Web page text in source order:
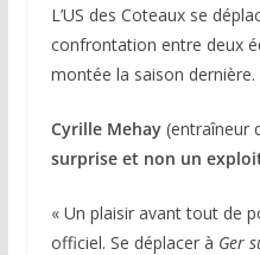
L’US des Coteaux se
confrontation entre deux
montée la saison dernière.
Cyrille Mehay(entraîneur
surprise et non un
« Un plaisir avant tout de
officiel. Se déplacer à Ger